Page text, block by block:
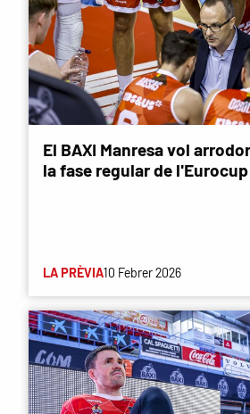
El BAXI Manresa vol
la fase regular de l'Eurocup
LA PRÈVIA10 Febrer 2026